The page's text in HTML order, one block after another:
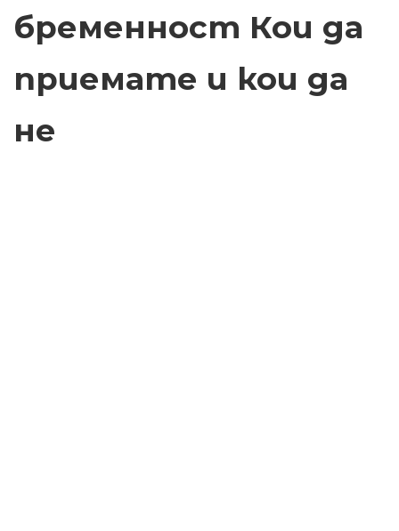
бременност Кои да
приемате и кои да
не